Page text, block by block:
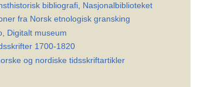
bibliografi, Nasjonalbiblioteket
fra Norsk etnologisk gransking
Digitalt museum
1700-1820
og nordiske tidsskriftartikler